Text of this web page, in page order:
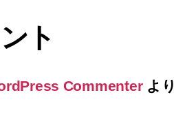
ト
Commenterより